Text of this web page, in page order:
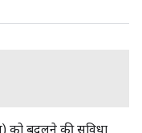
को बदलने की सुविधा